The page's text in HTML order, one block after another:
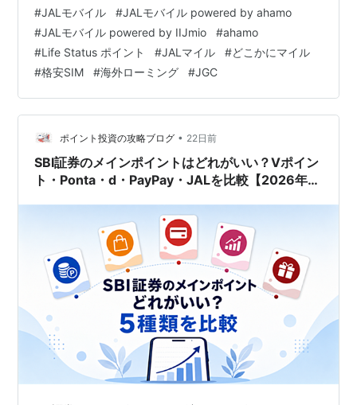
ahamoと同じ月額2,970円・30GB・5分以内の国内通話
無料で、毎月125マイルや年1回の「どこかにマイル」特
典を利用できます。海外旅行が多いJAL利用者には有力で
すが、既存ahamo利用者やドコモからのプラン変更者は
毎月1LSPの対…
#JALモバイル #JALモバイル powered by ahamo
#JALモバイル powered by IIJmio #ahamo
#Life Status ポイント #JALマイル #どこかにマイル
#格安SIM #海外ローミング #JGC
ポイント投資の攻略ブログ • 22日前
SBI証券のメインポイントはどれがいい？Vポイン
ト・Ponta・d・PayPay・JALを比較【2026年